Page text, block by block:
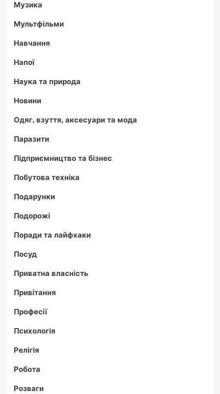
Музика
Мультфільми
Навчання
Напої
Наука та природа
Новини
Одяг, взуття, аксесуари та мода
Паразити
Підприємництво та бізнес
Побутова техніка
Подарунки
Подорожі
Поради та лайфхаки
Посуд
Приватна власність
Привітання
Професії
Психологія
Релігія
Робота
Розваги